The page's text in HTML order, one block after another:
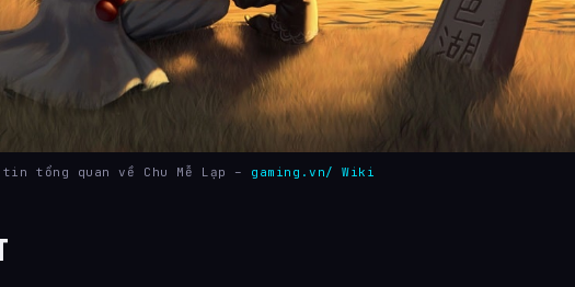
tin tổng quan về Chu Mễ Lạp – gaming.vn/ Wiki